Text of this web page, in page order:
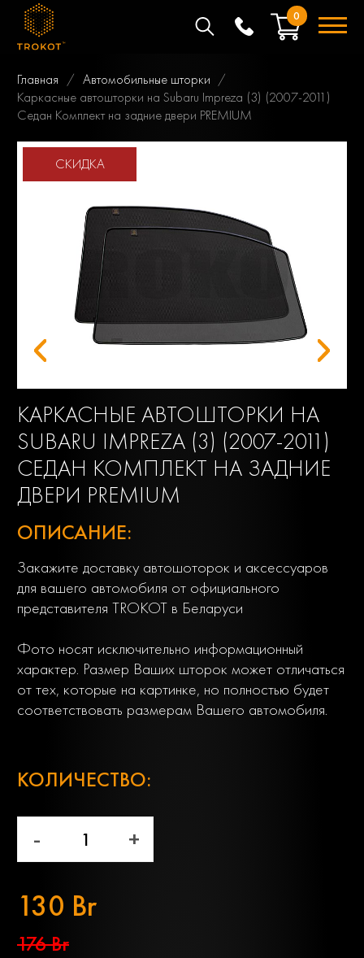
0
Главная
Автомобильные шторки
Каркасные автошторки на Subaru Impreza (3) (2007-2011)
Седан Комплект на задние двери PREMIUM
КАРКАСНЫЕ АВТОШТОРКИ НА
SUBARU IMPREZA (3) (2007-2011)
СЕДАН КОМПЛЕКТ НА ЗАДНИЕ
ДВЕРИ PREMIUM
СКИДКА
ОПИСАНИЕ:
Закажите доставку автошоторок и аксессуаров
для вашего автомобиля от официального
представителя TROKOT в Беларуси
Фото носят исключительно информационный
характер. Размер Ваших шторок может отличаться
от тех, которые на картинке, но полностью будет
соответствовать размерам Вашего автомобиля.
КОЛИЧЕСТВО:
- +
130 Br
176 Br